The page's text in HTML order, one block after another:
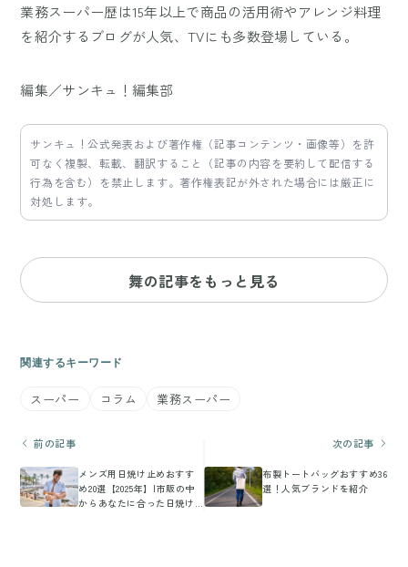
業務スーパー歴は15年以上で商品の活用術やアレンジ料理
を紹介するブログが人気、TVにも多数登場している。
編集／サンキュ！編集部
サンキュ！公式発表および著作権（記事コンテンツ・画像等）を許
可なく複製、転載、翻訳すること（記事の内容を要約して配信する
行為を含む）を禁止します。著作権表記が外された場合には厳正に
対処します。
舞の記事をもっと見る
関連するキーワード
スーパー コラム 業務スーパー
前の記事
メンズ用日焼け止めおすす
め20選【2025年】|市販の中
からあなたに合った日焼け
次の記事
布製トートバッグおすすめ36
選！人気ブランドを紹介